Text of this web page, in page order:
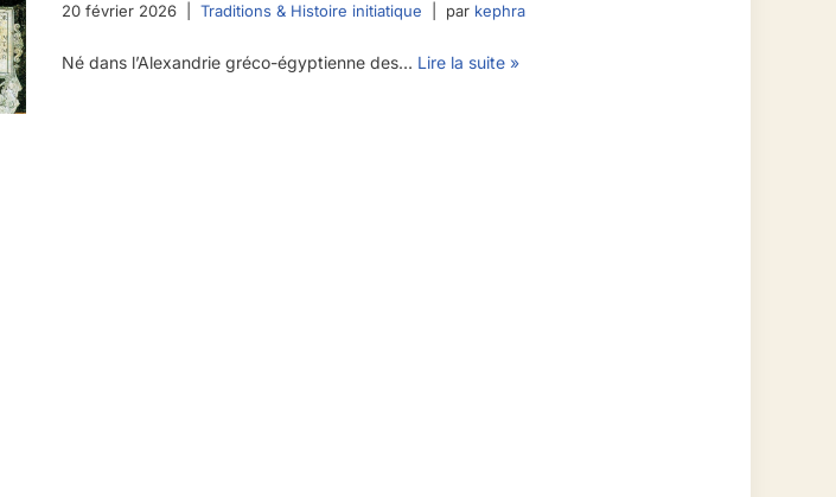
20 février 2026 Traditions & Histoire initiatique par kephra
Né dans l’Alexandrie gréco-égyptienne des… Lire la suite »